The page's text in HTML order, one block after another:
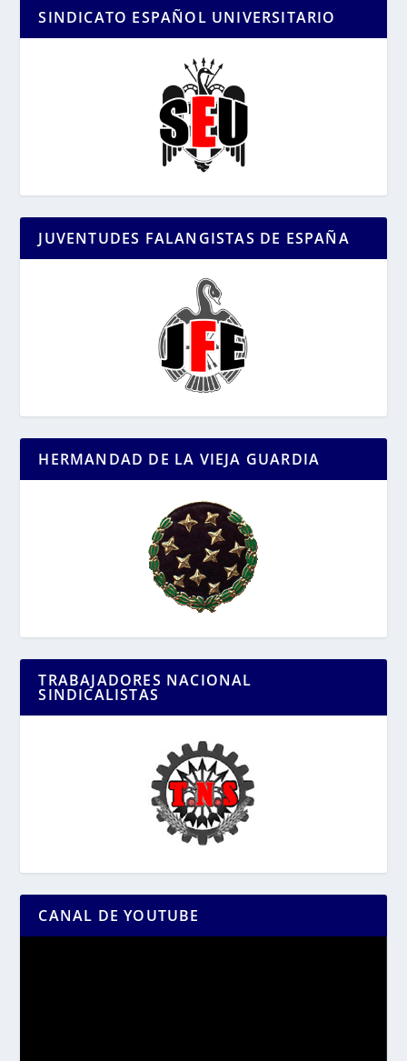
SINDICATO ESPAÑOL UNIVERSITARIO
JUVENTUDES FALANGISTAS DE ESPAÑA
HERMANDAD DE LA VIEJA GUARDIA
TRABAJADORES NACIONAL
SINDICALISTAS
CANAL DE YOUTUBE